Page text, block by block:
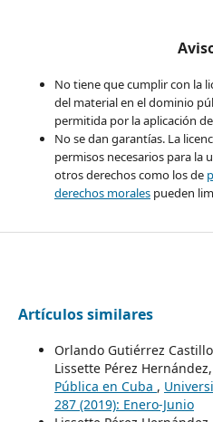
No tiene que cumplir con la
del material en el dominio
permitida por la aplicación de
No se dan garantías. La
permisos necesarios para la
otros derechos como los de
derechos moralespueden
Artículos similares
Orlando Gutiérrez
Lissette Pérez Hernández,
Pública en Cuba ,
287 (2019): Enero-Junio